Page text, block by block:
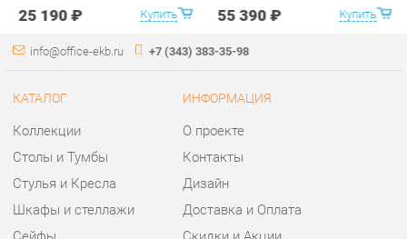
Столы и Тумбы
Хранение инструментов
Мягкая офисная мебель
Контакты
Гарантия
Помощь
ГОРОДА КОНТАКТЫ